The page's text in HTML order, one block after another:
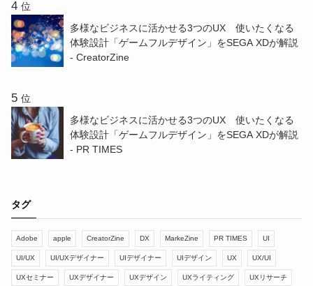
位
多様なビジネスに活かせる3つのUX 使いたくなる
体験設計「ゲームフルデザイン」をSEGA XDが解説
- CreatorZine
位
多様なビジネスに活かせる3つのUX 使いたくなる
体験設計「ゲームフルデザイン」をSEGA XDが解説
- PR TIMES
タグ
Adobe apple CreatorZine DX MarkeZine PR TIMES UI
UI/UX UI/UXデザイナー UIデザイナー UIデザイン UX UX/UI
UXセミナー UXデザイナー UXデザイン UXライティング UXリサーチ